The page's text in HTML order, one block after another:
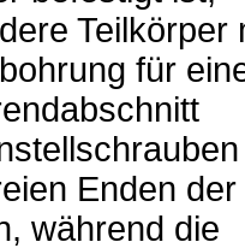
Teilkörper
für
Enden der
während die